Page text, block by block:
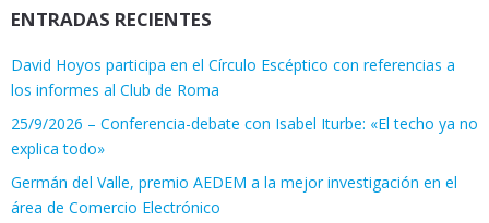
ENTRADAS RECIENTES
David Hoyos participa en el Círculo Escéptico con referencias a
los informes al Club de Roma
25/9/2026 – Conferencia-debate con Isabel Iturbe: «El techo ya no
explica todo»
Germán del Valle, premio AEDEM a la mejor investigación en el
área de Comercio Electrónico